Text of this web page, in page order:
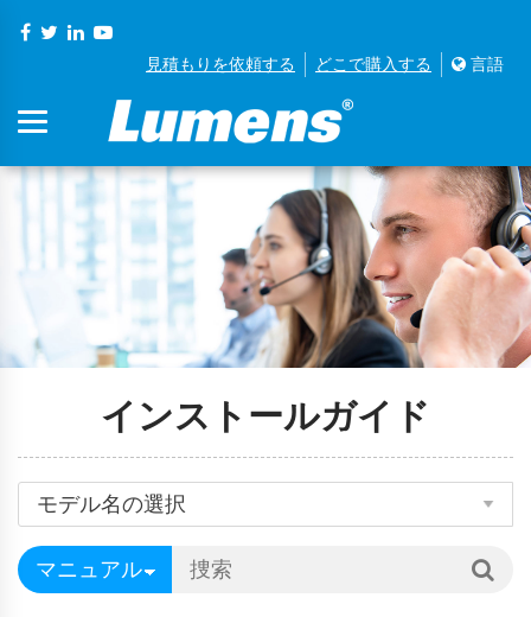
見積もりを依頼する どこで購入する 言語
インストールガイド